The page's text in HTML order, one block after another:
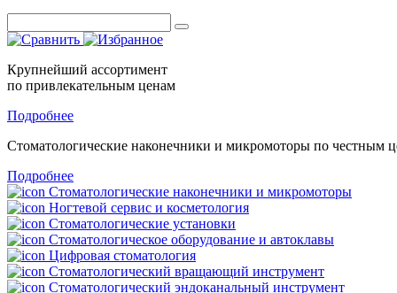
Крупнейший ассортимент
по привлекательным ценам
Подробнее
Стоматологические наконечники и микромоторы по честным
Подробнее
Стоматологические наконечники и микромоторы
Ногтевой сервис и косметология
Стоматологические установки
Стоматологическое оборудование и автоклавы
Цифровая стоматология
Стоматологический вращающий инструмент
Стоматологический эндоканальный инструмент